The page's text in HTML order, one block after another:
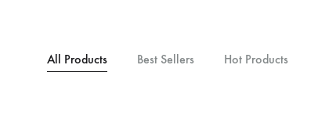
All Products Best Sellers Hot Products